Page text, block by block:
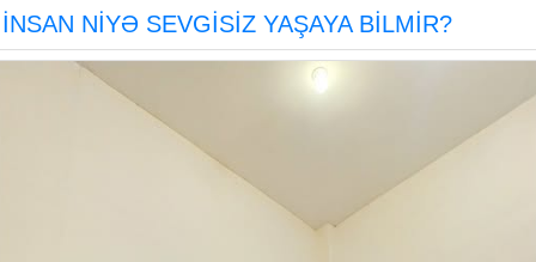
İNSAN NİYƏ SEVGİSİZ YAŞAYA BİLMİR?